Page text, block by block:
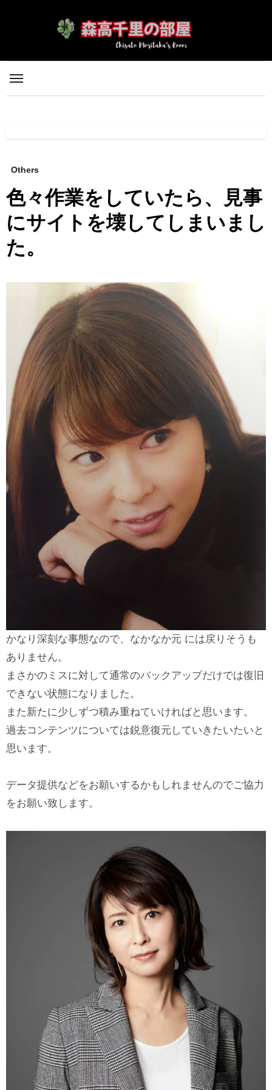
ス
Others
色々作業をしていたら、見事
にサイトを壊してしまいまし
た。
かなり深刻な事態なので、なかなか元 には戻りそうも
ありません。
まさかのミスに対して通常のバックアップだけでは復旧
できない状態になりました。
また新たに少しずつ積み重ねていければと思います。
過去コンテンツについては鋭意復元していきたいたいと
思います。
データ提供などをお願いするかもしれませんのでご協力
をお願い致します。